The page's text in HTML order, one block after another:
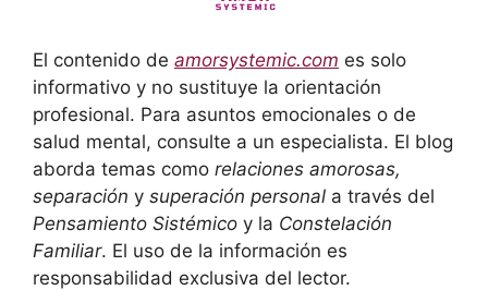
El contenido de amorsystemic.com es solo
informativo y no sustituye la orientación
profesional. Para asuntos emocionales o de
salud mental, consulte a un especialista. El blog
aborda temas como relaciones amorosas,
separación y superación personal a través del
Pensamiento Sistémico y la Constelación
Familiar. El uso de la información es
responsabilidad exclusiva del lector.